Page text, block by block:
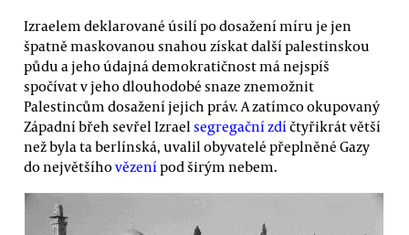
Izraelem deklarované úsilí po dosažení míru je jen
špatně maskovanou snahou získat další palestinskou
půdu a jeho údajná demokratičnost má nejspíš
spočívat v jeho dlouhodobé snaze znemožnit
Palestincům dosažení jejich práv. A zatímco okupovaný
Západní břeh sevřel Izrael segregační zdí čtyřikrát větší
než byla ta berlínská, uvalil obyvatelé přeplněné Gazy
do největšíhovězení pod širým nebem.